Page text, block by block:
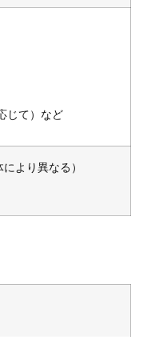
じて）など
より異なる）